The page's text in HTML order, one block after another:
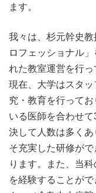
ます。
我々は、杉元幹史
ロフェッショナル
れた教室運営を行っ
現在、大学はスタ
究・教育を行って
いる医師を合わせて
決して人数は多く
そ充実した研修が
ります。また、当
を経験することが